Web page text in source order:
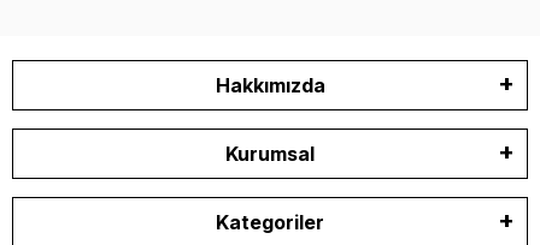
Hakkımızda
Kurumsal
Kategoriler